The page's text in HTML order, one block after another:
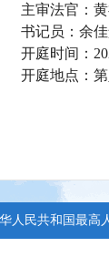
主审法官：
书记员：余
开庭时间：
开庭地点：
人民共和国最高